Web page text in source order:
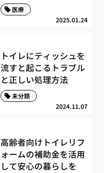
2025.01.24
医療
トイレにティッシュを
流すと起こるトラブル
と正しい処理方法
2024.11.07
未分類
高齢者向けトイレリフ
ォームの補助金を活用
して安心の暮らしを